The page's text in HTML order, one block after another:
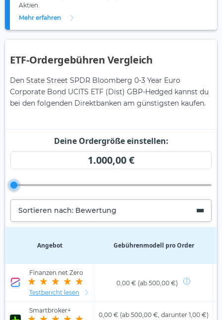
Aktien.
Mehr erfahren
ETF-Ordergebühren Vergleich
Den State Street SPDR Bloomberg 0-3 Year Euro
Corporate Bond UCITS ETF (Dist) GBP-Hedged kannst du
bei den folgenden Direktbanken am günstigsten kaufen.
Deine Ordergröße einstellen:
1.000,00 €
Sortieren nach: Bewertung
Angebot Gebührenmodell pro Order
Finanzen.net Zero
Testbericht lesen
0,00 € (ab 500,00 €)
Smartbroker+
0,00 € (ab 500,00 €, darunter 1,00 €)